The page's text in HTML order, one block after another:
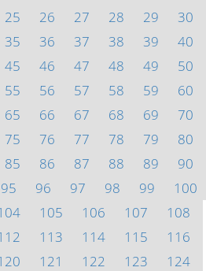
25 26 27 28 29
30
35 36 37 38 39
40
45 46 47 48 49
50
55 56 57 58 59
60
65 66 67 68 69
70
75 76 77 78 79
80
85 86 87 88 89
90
95 96 97 98 99
100
105 106 107
108
113 114 115
116
121 122 123
124